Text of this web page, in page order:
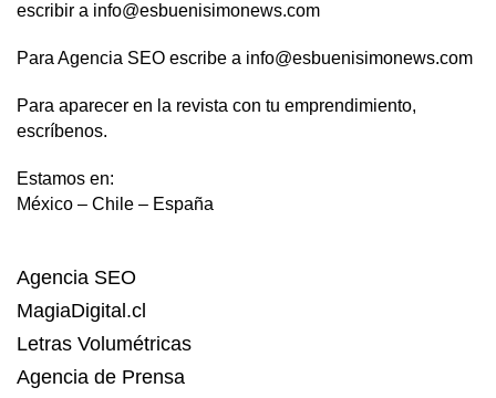
escribir a info@esbuenisimonews.com
Para Agencia SEO escribe a info@esbuenisimonews.com
Para aparecer en la revista con tu emprendimiento,
escríbenos.
Estamos en:
México – Chile – España
Agencia SEO
MagiaDigital.cl
Letras Volumétricas
Agencia de Prensa